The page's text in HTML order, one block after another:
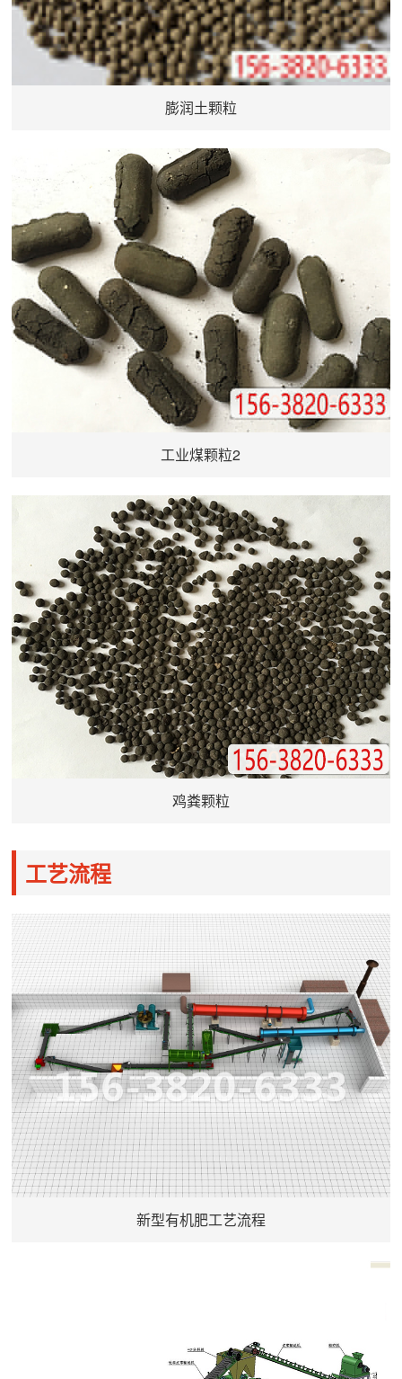
膨润土颗粒
工业煤颗粒2
鸡粪颗粒
工艺流程
新型有机肥工艺流程